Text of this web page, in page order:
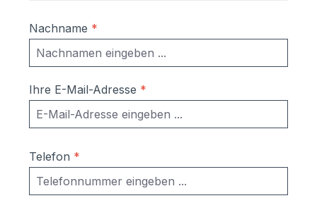
Nachname *
Ihre E-Mail-Adresse *
Telefon *